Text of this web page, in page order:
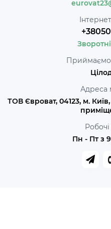
Приймаємо
Адреса
ТОВ Євроват, 04123, м.
Пн - Пт з